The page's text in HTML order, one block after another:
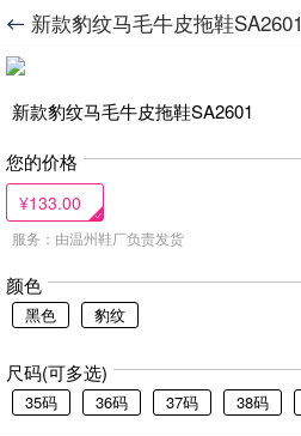
 新款豹纹马毛牛皮拖鞋SA2601
新款豹纹马毛牛皮拖鞋SA2601
您的价格
¥133.00
服务：由温州鞋厂负责发货
颜色
黑色 豹纹
尺码(可多选)
35码 36码 37码 38码